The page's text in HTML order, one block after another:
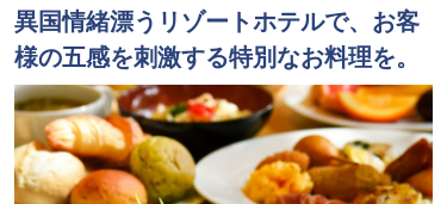
異国情緒漂うリゾートホテルで、お客
様の五感を刺激する特別なお料理を。